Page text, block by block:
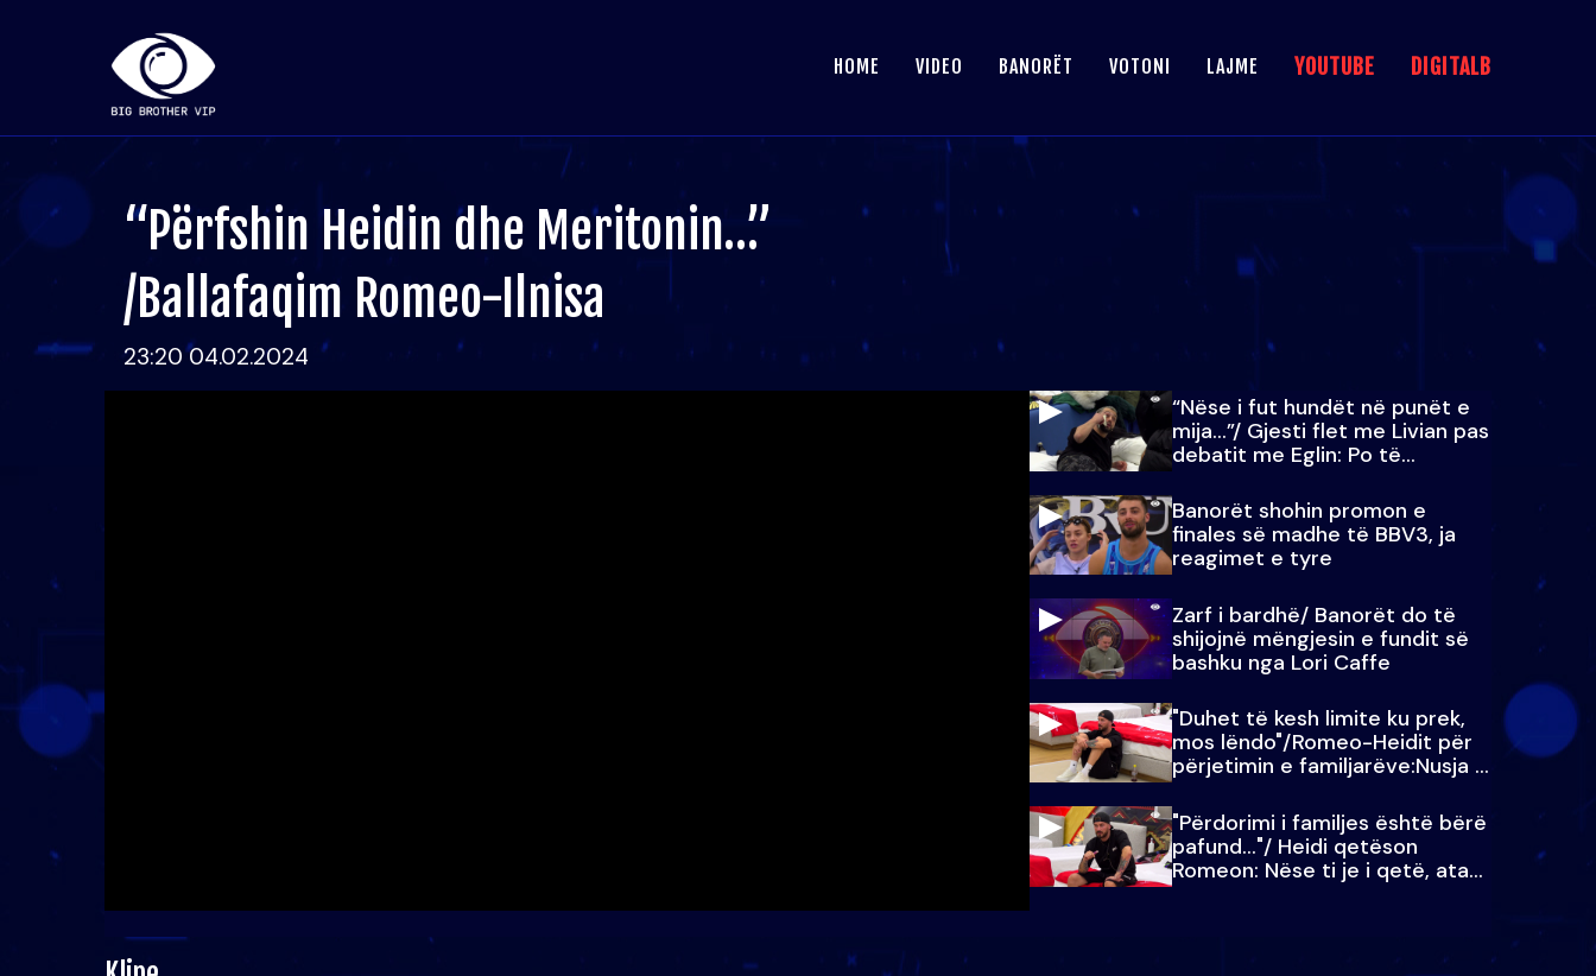
HOME VIDEO BANORËT VOTONI LAJME YOUTUBE DIGITALB
“Përfshin Heidin dhe Meritonin…”
/Ballafaqim Romeo-Ilnisa
23:20 04.02.2024
“Nëse i fut hundët në punët e
mija…”/ Gjesti flet me Livian pas
debatit me Eglin: Po të
paralajmëroj
Banorët shohin promon e
finales së madhe të BBV3, ja
reagimet e tyre
Zarf i bardhë/ Banorët do të
shijojnë mëngjesin e fundit së
bashku nga Lori Caffe
"Duhet të kesh limite ku prek,
mos lëndo"/Romeo-Heidit për
përjetimin e familjarëve:Nusja e
Julit…
"Përdorimi i familjes është bërë
pafund…"/ Heidi qetëson
Romeon: Nëse ti je i qetë, ata
qetësohen